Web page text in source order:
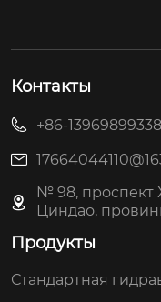
Контакты
+86-13969899338
№ 98, проспект
Циндао,
Продукты
Стандартная